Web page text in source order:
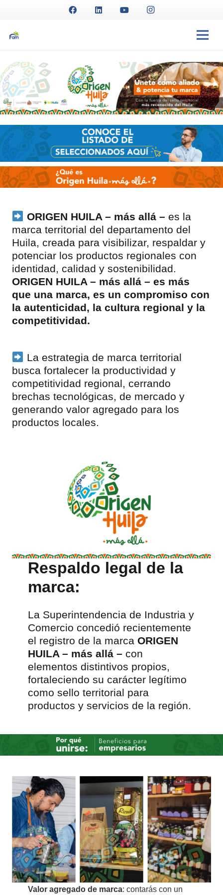
ORIGEN HUILA – más allá – es la
marca territorial del departamento del
Huila, creada para visibilizar, respaldar y
potenciar los productos regionales con
identidad, calidad y sostenibilidad.
ORIGEN HUILA – más allá – es más
que una marca, es un compromiso con
la autenticidad, la cultura regional y la
competitividad.
La estrategia de marca territorial
busca fortalecer la productividad y
competitividad regional, cerrando
brechas tecnológicas, de mercado y
generando valor agregado para los
productos locales.
Respaldo legal de la
marca:
La Superintendencia de Industria y
Comercio concedió recientemente
el registro de la marca ORIGEN
HUILA – más allá – con
elementos distintivos propios,
fortaleciendo su carácter legítimo
como sello territorial para
productos y servicios de la región.
Valor agregado de marca: contarás con un